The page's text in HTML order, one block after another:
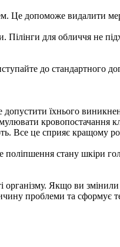
Це допоможе видалити
для обличчя не
до стандартного
їхнього
кровопостачання
Все це сприяє кращому
поліпшення стану шкіри
Якщо ви
проблеми та сформує